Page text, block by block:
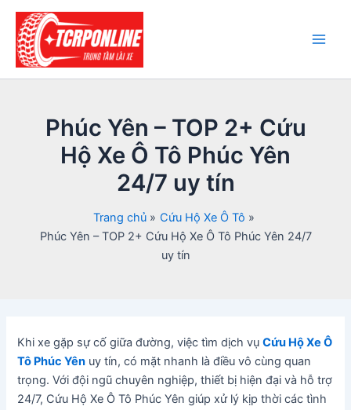
Nhảy
dung
Phúc Yên – TOP 2+ Cứu
Hộ Xe Ô Tô Phúc Yên
24/7 uy tín
Trang chủ
Cứu Hộ Xe Ô Tô
Phúc Yên – TOP 2+ Cứu Hộ Xe Ô Tô Phúc Yên 24/7
uy tín
Khi xe gặp sự cố giữa đường, việc tìm dịch vụCứu Hộ Xe Ô
Tô Phúc Yên uy tín, có mặt nhanh là điều vô cùng quan
trọng. Với đội ngũ chuyên nghiệp, thiết bị hiện đại và hỗ trợ
24/7, Cứu Hộ Xe Ô Tô Phúc Yên giúp xử lý kịp thời các tình